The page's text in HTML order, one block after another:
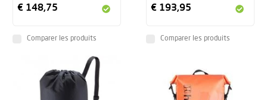
€ 148,75
Comparer les produits
€ 193,95
Comparer les produits